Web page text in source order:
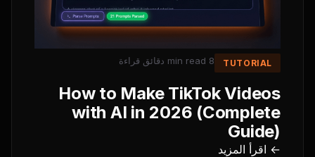
TUTORIAL
8 min read دقائق قراءة
How to Make TikTok Videos
with AI in 2026 (Complete
Guide)
← اقرأ المزيد